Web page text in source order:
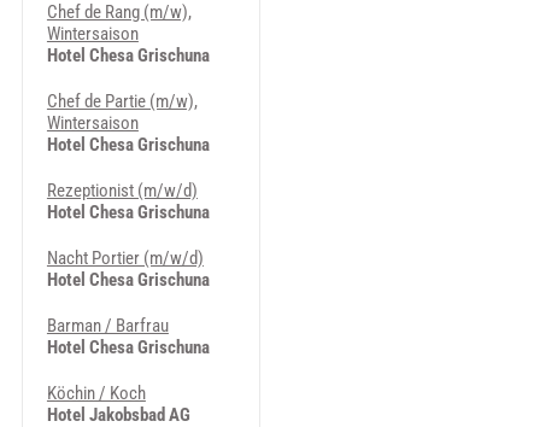
Chef de Rang (m/w),
Wintersaison
Hotel Chesa Grischuna
Chef de Partie (m/w),
Wintersaison
Hotel Chesa Grischuna
Rezeptionist (m/w/d)
Hotel Chesa Grischuna
Nacht Portier (m/w/d)
Hotel Chesa Grischuna
Barman / Barfrau
Hotel Chesa Grischuna
Köchin / Koch
Hotel Jakobsbad AG